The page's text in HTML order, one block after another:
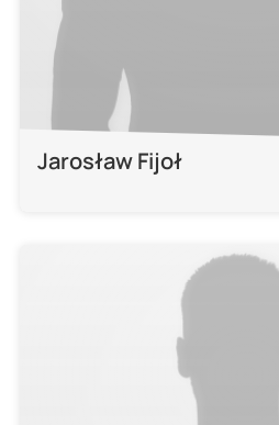
Jarosław Fijoł